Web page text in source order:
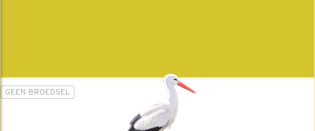
GEEN BROEDSEL